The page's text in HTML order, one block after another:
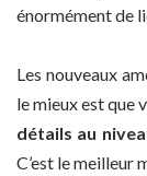
énormément de
Les nouveaux
le mieux est que
détails au
C’est le meilleur